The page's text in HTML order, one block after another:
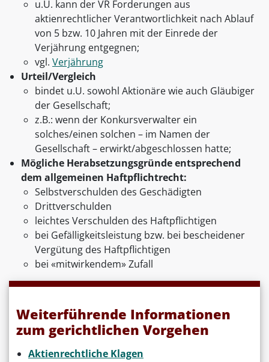
u.U. kann der VR Forderungen aus
aktienrechtlicher Verantwortlichkeit nach Ablauf
von 5 bzw. 10 Jahren mit der Einrede der
Verjährung entgegnen;
vgl. Verjährung
Urteil/Vergleich
bindet u.U. sowohl Aktionäre wie auch Gläubiger
der Gesellschaft;
z.B.: wenn der Konkursverwalter ein
solches/einen solchen – im Namen der
Gesellschaft – erwirkt/abgeschlossen hatte;
Mögliche Herabsetzungsgründe entsprechend
dem allgemeinen Haftpflichtrecht:
Selbstverschulden des Geschädigten
Drittverschulden
leichtes Verschulden des Haftpflichtigen
bei Gefälligkeitsleistung bzw. bei bescheidener
Vergütung des Haftpflichtigen
bei «mitwirkendem» Zufall
Weiterführende Informationen
zum gerichtlichen Vorgehen
Aktienrechtliche Klagen